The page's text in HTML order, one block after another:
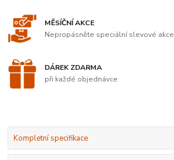
MĚSÍČNÍ AKCE
Nepropásněte speciální slevové akce
DÁREK ZDARMA
při každé objednávce
Kompletní specifikace